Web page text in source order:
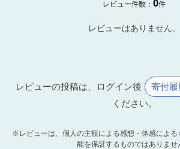
レビュー件数：0件
レビューはありません。
レビューの投稿は、ログイン後 寄付履
ください。
※レビューは、個人の主観による感想・体感による
能を保証するものではありませ